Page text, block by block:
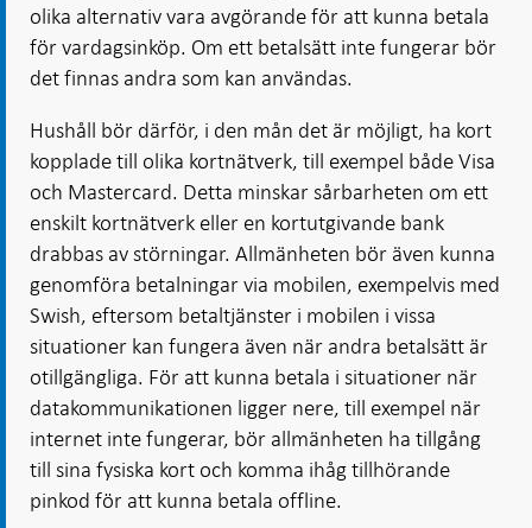
olika alternativ vara avgörande för att kunna betala
för vardagsinköp. Om ett betalsätt inte fungerar bör
det finnas andra som kan användas.
Hushåll bör därför, i den mån det är möjligt, ha kort
kopplade till olika kortnätverk, till exempel både Visa
och Mastercard. Detta minskar sårbarheten om ett
enskilt kortnätverk eller en kortutgivande bank
drabbas av störningar. Allmänheten bör även kunna
genomföra betalningar via mobilen, exempelvis med
Swish, eftersom betaltjänster i mobilen i vissa
situationer kan fungera även när andra betalsätt är
otillgängliga. För att kunna betala i situationer när
datakommunikationen ligger nere, till exempel när
internet inte fungerar, bör allmänheten ha tillgång
till sina fysiska kort och komma ihåg tillhörande
pinkod för att kunna betala offline.